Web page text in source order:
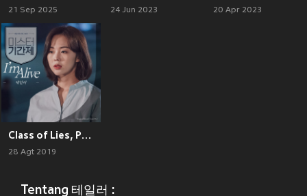
21 Sep 2025 24 Jun 2023 20 Apr 2023
Class of Lies, Pt. 3 (Original Television Soundtrack)
28 Agt 2019
Tentang 테일러 :